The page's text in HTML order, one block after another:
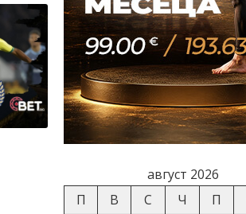
август 2026
П
В С Ч П